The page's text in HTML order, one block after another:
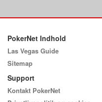
PokerNet Indhold
Las Vegas Guide
Sitemap
Support
Kontakt PokerNet